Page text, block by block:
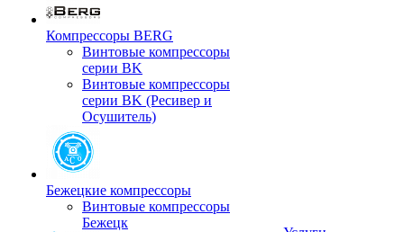
Компрессоры BERG
Винтовые компрессоры
серии BK
Винтовые компрессоры
серии BK (Ресивер и
Осушитель)
Бежецкие компрессоры
Винтовые компрессоры
Бежецк